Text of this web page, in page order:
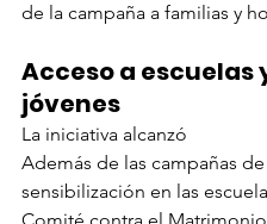
de la campaña a familias y
Acceso a escuelas
jóvenes
La iniciativa alcanzó
Además de las campañas de
sensibilización en las